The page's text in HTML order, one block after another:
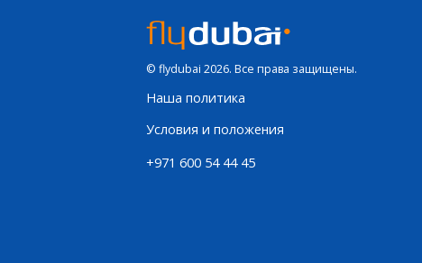
© flydubai 2026. Все права защищены.
Наша политика
Условия и положения
+971 600 54 44 45